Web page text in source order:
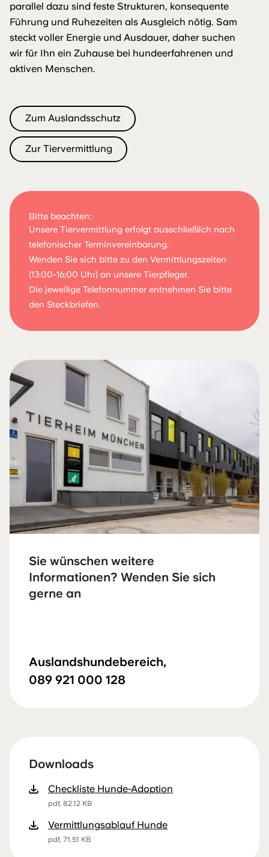
parallel dazu sind feste Strukturen, konsequente
Führung und Ruhezeiten als Ausgleich nötig. Sam
steckt voller Energie und Ausdauer, daher suchen
wir für Ihn ein Zuhause bei hundeerfahrenen und
aktiven Menschen.
Zum Auslandsschutz
Zur Tiervermittlung
Bitte beachten:
Unsere Tiervermittlung erfolgt ausschließlich nach
telefonischer Terminvereinbarung.
Wenden Sie sich bitte zu den Vermittlungszeiten
(13:00-16:00 Uhr) an unsere Tierpfleger.
Die jeweilige Telefonnummer entnehmen Sie bitte
den Steckbriefen.
Sie wünschen weitere
Informationen? Wenden Sie sich
gerne an
Auslandshundebereich,
089 921 000 128
Downloads
Checkliste Hunde-Adoption
pdf, 82.12 KB
Vermittlungsablauf Hunde
pdf, 71.51 KB